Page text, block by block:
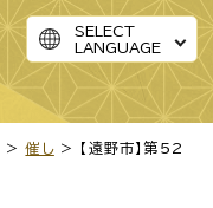
SELECT
LANGUAGE
>催し> 【遠野市】第52